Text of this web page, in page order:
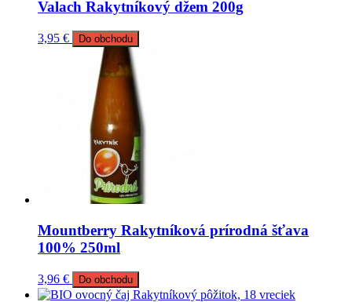
Valach Rakytníkový džem 200g
3,95 € Do obchodu
Mountberry Rakytníková prírodná šťava
100% 250ml
3,96 € Do obchodu